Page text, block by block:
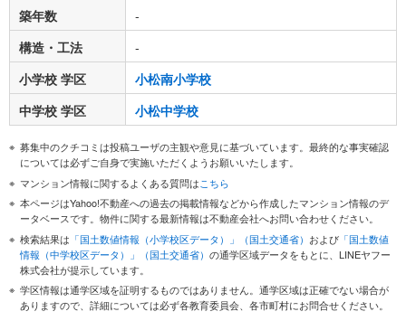
築年数
-
構造・工法
-
小学校 学区
小松南小学校
中学校 学区
小松中学校
募集中のクチコミは投稿ユーザの主観や意見に基づいています。最終的な事実確認
については必ずご自身で実施いただくようお願いいたします。
マンション情報に関するよくある質問はこちら
本ページはYahoo!不動産への過去の掲載情報などから作成したマンション情報のデ
ータベースです。物件に関する最新情報は不動産会社へお問い合わせください。
検索結果は 「国土数値情報（小学校区データ）」（国土交通省） および 「国土数値
情報（中学校区データ）」（国土交通省） の通学区域データをもとに、LINEヤフー
株式会社が提示しています。
学区情報は通学区域を証明するものではありません。通学区域は正確でない場合が
ありますので、詳細については必ず各教育委員会、各市町村にお問合せください。